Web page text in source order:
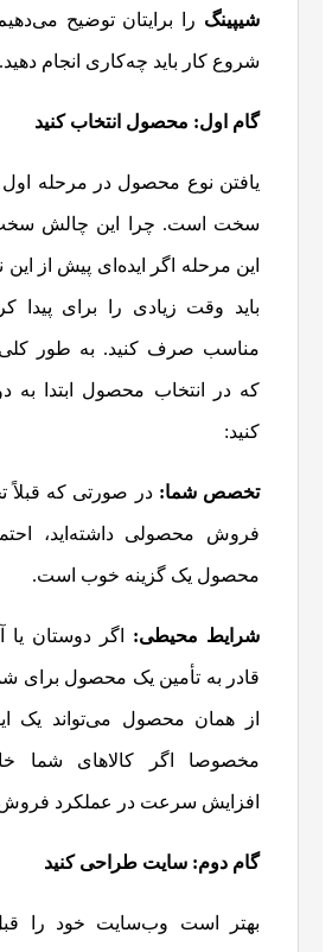
شیپینگ را برایتان توضیح
شروع کار باید چه‌کاری انجام دهید.
گام اول: محصول انتخاب کنید
یافتن نوع محصول در مرحله
سخت است. چرا این چالش سخت
این مرحله اگر ایده‌ای پیش از این
باید وقت زیادی را برای
مناسب صرف کنید. به طور
که در انتخاب محصول ابتدا به
کنید:
تخصص شما: در صورتی که
فروش محصولی داشته‌اید،
محصول یک گزینه خوب است.
شرایط محیطی: اگر دوستان یا
قادر به تأمین یک محصول برای
از همان محصول می‌تواند یک
مخصوصا اگر کالاهای شما
افزایش سرعت در عملکرد
گام دوم: سایت طراحی کنید
بهتر است وب‌سایت خود را